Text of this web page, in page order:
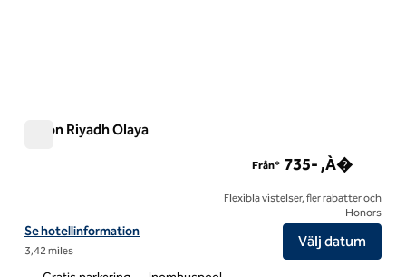
Hilton Riyadh Olaya
Visa hotelluppgifter för Hilton Riyadh Olaya
Se hotellinformation
3,42 miles
Från* 735- ,À�
Flexibla vistelser, fler rabatter och
Honors
Välj datum